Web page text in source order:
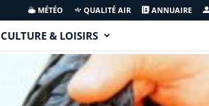
MÉTÉO QUALITÉ AIR ANNUAIRE
CULTURE & LOISIRS